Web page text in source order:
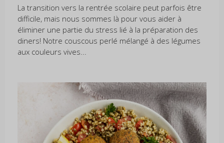
La transition vers la rentrée scolaire peut parfois être
difficile, mais nous sommes là pour vous aider à
éliminer une partie du stress lié à la préparation des
diners! Notre couscous perlé mélangé à des légumes
aux couleurs vives...